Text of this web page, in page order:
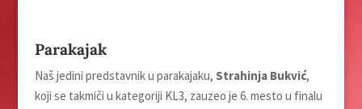
Parakajak
Naš jedini predstavnik u parakajaku, Strahinja Bukvić,
koji se takmiči u kategoriji KL3, zauzeo je 6. mesto u finalu